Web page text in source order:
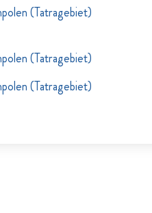
(Tatragebiet)
(Tatragebiet)
(Tatragebiet)